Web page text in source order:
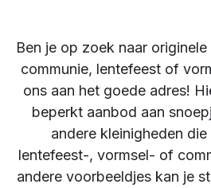
Ben je op zoek naar
communie, lentefeest of
ons aan het goede adres!
beperkt aanbod aan
andere kleinigheden
lentefeest-, vormsel- of
andere voorbeeldjes kan je